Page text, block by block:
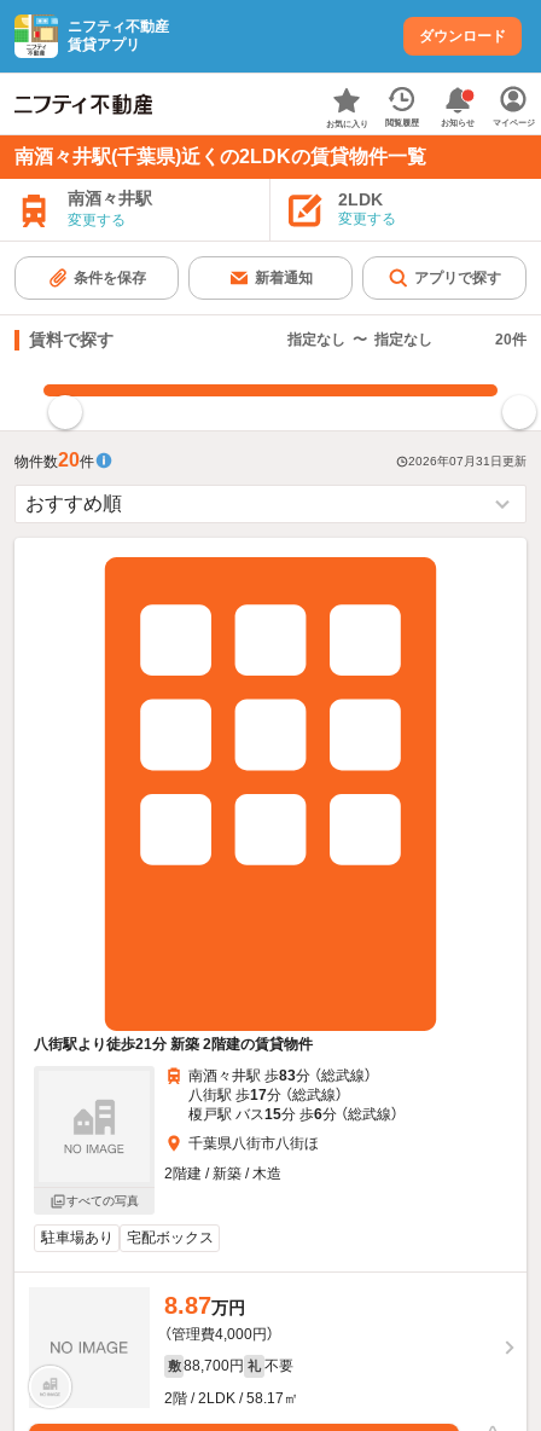
ニフティ不動産
賃貸アプリ
ダウンロード
お気に入り 閲覧履歴 お知らせ マイページ
南酒々井駅(千葉県)近くの2LDKの賃貸物件一覧
南酒々井駅
変更する
2LDK
変更する
条件を保存 新着通知 アプリで探す
賃料で探す 指定なし 〜 指定なし 20件
物件数20件 2026年07月31日更新
八街駅より徒歩21分 新築 2階建の賃貸物件
すべての写真
南酒々井駅 歩83分 （総武線）
八街駅 歩17分 （総武線）
榎戸駅 バス15分 歩6分 （総武線）
千葉県八街市八街ほ
2階建 / 新築 / 木造
駐車場あり 宅配ボックス
8.87万円
（管理費4,000円）
敷 88,700円 礼 不要
2階 / 2LDK / 58.17㎡